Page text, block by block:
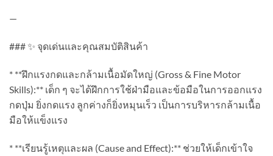
—
### ✨ จุดเด่นและคุณสมบัติสินค้า
* **ฝึกแรงกดและกล้ามเนื้อมัดใหญ่ (Gross & Fine Motor
Skills):** เด็ก ๆ จะได้ฝึกการใช้ฝ่ามือและข้อมือในการออกแรง
กดปุ่ม ยิ่งกดแรง ลูกค่างก็ยิ่งหมุนเร็ว เป็นการบริหารกล้ามเนื้อ
มือให้แข็งแรง
* **เรียนรู้เหตุและผล (Cause and Effect):** ช่วยให้เด็กเข้าใจ